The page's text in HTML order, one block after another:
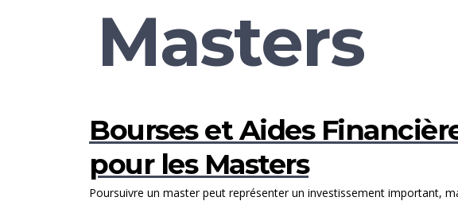
Masters
Bourses et Aides
pour les Masters
Poursuivre un master peut représenter un investissement important,